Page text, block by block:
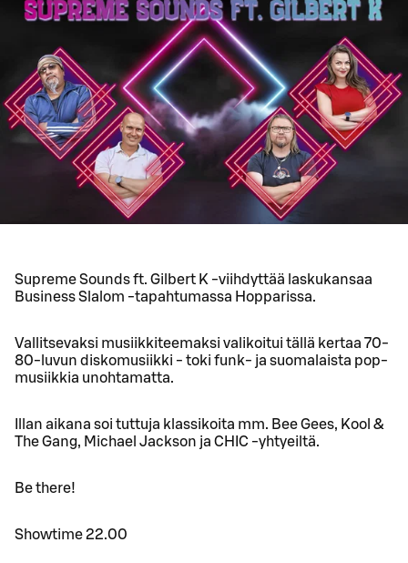
Supreme Sounds ft. Gilbert K -viihdyttää laskukansaa
Business Slalom -tapahtumassa Hopparissa.
Vallitsevaksi musiikkiteemaksi valikoitui tällä kertaa 70-
80-luvun diskomusiikki - toki funk- ja suomalaista pop-
musiikkia unohtamatta.
Illan aikana soi tuttuja klassikoita mm. Bee Gees, Kool &
The Gang, Michael Jackson ja CHIC -yhtyeiltä.
Be there!
Showtime 22.00